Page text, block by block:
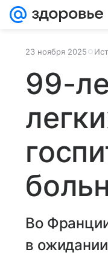
23 ноября 2025
99-
Во
в